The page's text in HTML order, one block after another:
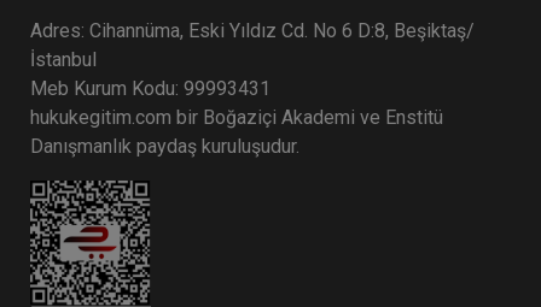
Adres: Cihannüma, Eski Yıldız Cd. No 6 D:8, Beşiktaş/
İstanbul
Meb Kurum Kodu: 99993431
hukukegitim.com bir Boğaziçi Akademi ve Enstitü
Danışmanlık paydaş kuruluşudur.